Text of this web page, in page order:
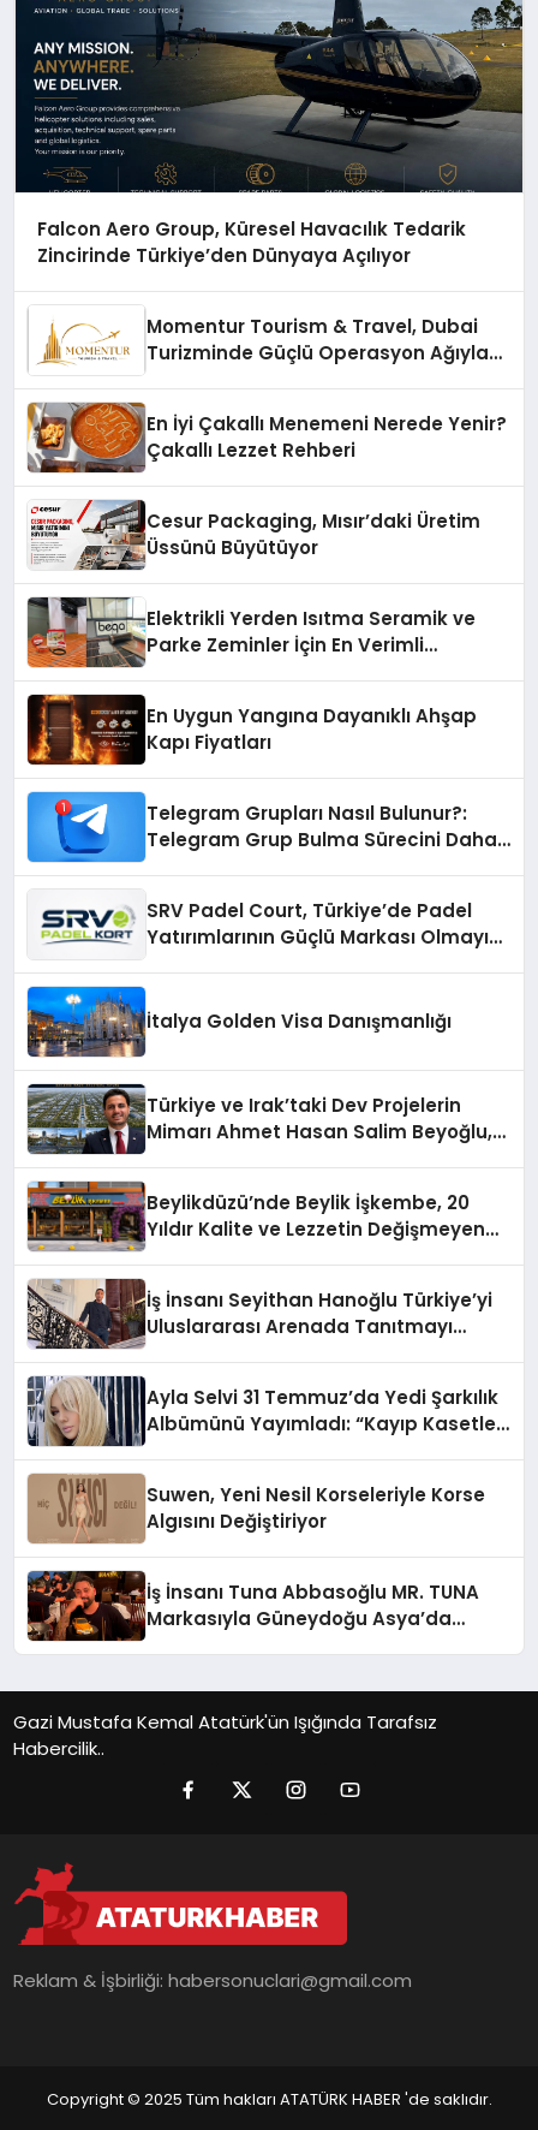
Falcon Aero Group, Küresel Havacılık Tedarik
Zincirinde Türkiye’den Dünyaya Açılıyor
Momentur Tourism & Travel, Dubai
Turizminde Güçlü Operasyon Ağıyla
En İyi Çakallı Menemeni Nerede Yenir?
Çakallı Lezzet Rehberi
Cesur Packaging, Mısır’daki Üretim
Üssünü Büyütüyor
Elektrikli Yerden Isıtma Seramik ve
Parke Zeminler İçin En Verimli
En Uygun Yangına Dayanıklı Ahşap
Kapı Fiyatları
Telegram Grupları Nasıl Bulunur?:
Telegram Grup Bulma Sürecini Daha
SRV Padel Court, Türkiye’de Padel
Yatırımlarının Güçlü Markası Olmayı
İtalya Golden Visa Danışmanlığı
Türkiye ve Irak’taki Dev Projelerin
Mimarı Ahmet Hasan Salim Beyoğlu,
Hayata Geçirecek
Beylikdüzü’nde Beylik İşkembe, 20
Yıldır Kalite ve Lezzetin Değişmeyen
İş İnsanı Seyithan Hanoğlu Türkiye’yi
Uluslararası Arenada Tanıtmayı
Ayla Selvi 31 Temmuz’da Yedi Şarkılık
Albümünü Yayımladı: “Kayıp Kasetler
Suwen, Yeni Nesil Korseleriyle Korse
Algısını Değiştiriyor
İş İnsanı Tuna Abbasoğlu MR. TUNA
Markasıyla Güneydoğu Asya’da
Gazi Mustafa Kemal Atatürk'ün Işığında Tarafsız
Habercilik..
Reklam & İşbirliği:habersonuclari@gmail.com
Copyright © 2025 Tüm hakları ATATÜRK HABER 'de saklıdır.